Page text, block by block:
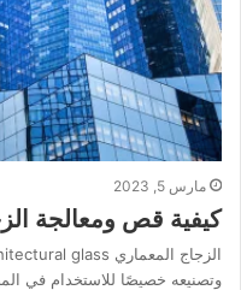
مارس 5, 2023
كيفية قص ومعالجة
وتصنيعه خصيصًا للاستخدام في